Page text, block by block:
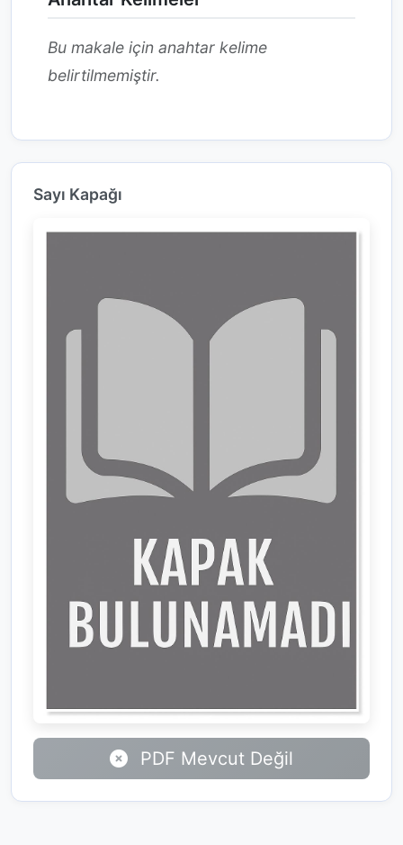
Bu makale için anahtar kelime
belirtilmemiştir.
Sayı Kapağı
PDF Mevcut Değil